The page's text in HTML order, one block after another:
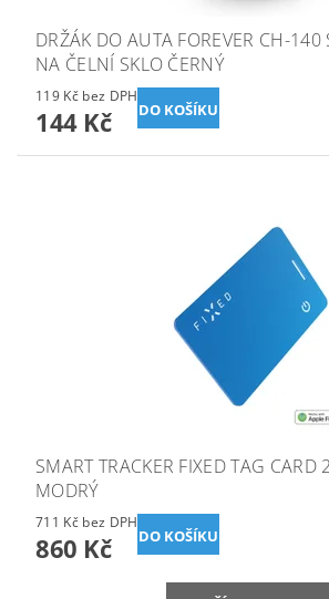
DRŽÁK DO AUTA FOREVER CH-140
NA ČELNÍ SKLO ČERNÝ
119 Kč bez DPH
144 Kč
SMART TRACKER FIXED TAG CARD
MODRÝ
711 Kč bez DPH
860 Kč